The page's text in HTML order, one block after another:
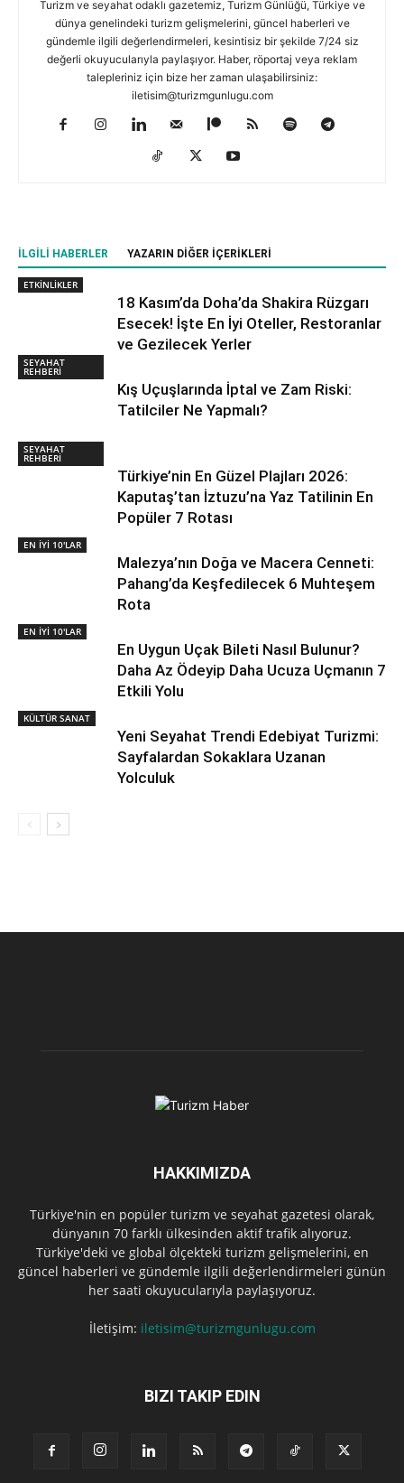
Turizm ve seyahat odaklı gazetemiz, Turizm Günlüğü, Türkiye ve
dünya genelindeki turizm gelişmelerini, güncel haberleri ve
gündemle ilgili değerlendirmeleri, kesintisiz bir şekilde 7/24 siz
değerli okuyucularıyla paylaşıyor. Haber, röportaj veya reklam
talepleriniz için bize her zaman ulaşabilirsiniz:
iletisim@turizmgunlugu.com
İLGILI HABERLER YAZARIN DIĞER İÇERIKLERI
ETKİNLİKLER
18 Kasım’da Doha’da Shakira Rüzgarı
Esecek! İşte En İyi Oteller, Restoranlar
ve Gezilecek Yerler
SEYAHAT
REHBERİ
Kış Uçuşlarında İptal ve Zam Riski:
Tatilciler Ne Yapmalı?
SEYAHAT
REHBERİ
Türkiye’nin En Güzel Plajları 2026:
Kaputaş’tan İztuzu’na Yaz Tatilinin En
Popüler 7 Rotası
EN İYİ 10'LAR
Malezya’nın Doğa ve Macera Cenneti:
Pahang’da Keşfedilecek 6 Muhteşem
Rota
EN İYİ 10'LAR
En Uygun Uçak Bileti Nasıl Bulunur?
Daha Az Ödeyip Daha Ucuza Uçmanın 7
Etkili Yolu
KÜLTÜR SANAT
Yeni Seyahat Trendi Edebiyat Turizmi:
Sayfalardan Sokaklara Uzanan
Yolculuk
HAKKIMIZDA
Türkiye'nin en popüler turizm ve seyahat gazetesi olarak,
dünyanın 70 farklı ülkesinden aktif trafik alıyoruz.
Türkiye'deki ve global ölçekteki turizm gelişmelerini, en
güncel haberleri ve gündemle ilgili değerlendirmeleri günün
her saati okuyucularıyla paylaşıyoruz.
İletişim: iletisim@turizmgunlugu.com
BIZI TAKIP EDIN